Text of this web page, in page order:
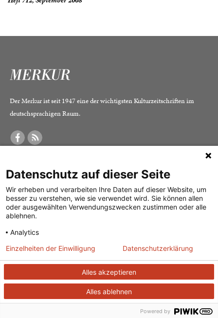
Der Merkur ist seit 1947 eine der wichtigsten Kulturzeitschriften im
deutschsprachigen Raum.
Was ist der Merkur?
Herausgeber /
Redaktion
Verlag
Alle Abos im Überblick
Print-Abo
Digital-Abo
Abo kündigen
Vertrag widerrufen
Impressum
Datenschutz
Mediadaten
© 2026J. G. Cotta’sche Buchhandlung Nachfolger GmbH| Technische
ganztags GmbH
Datenschutz auf dieser Seite
Wir erheben und verarbeiten Ihre Daten auf dieser Website, um
besser zu verstehen, wie sie verwendet wird. Sie können allen
oder ausgewählten Verwendungszwecken zustimmen oder alle
ablehnen.
Analytics
Alles akzeptieren
Alles ablehnen
Einzelheiten der Einwilligung Datenschutzerklärung
Powered by